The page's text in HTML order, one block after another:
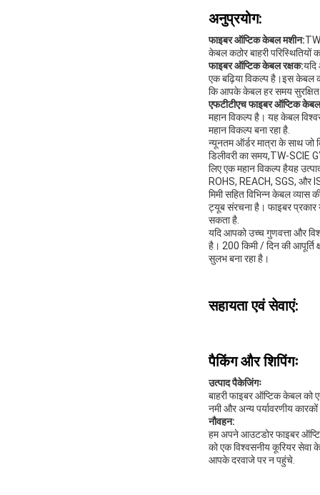
अनुप्रयोग:
फाइबर ऑप्टिक केबल मशीन:
केबल कठोर बाहरी परिस्थितियों
फाइबर ऑप्टिक केबल रक्षक:
एक बढ़िया विकल्प है।इस केबल
कि आपके केबल हर समय सुरक्षित
एफटीटीएच फाइबर ऑप्टिक
महान विकल्प है। यह केबल
महान विकल्प बना रहा है.
न्यूनतम ऑर्डर मात्रा के साथ जो
डिलीवरी का समय,TW-SCIE
लिए एक महान विकल्प हैयह
ROHS, REACH, SGS, और
मिमी सहित विभिन्न केबल
ट्यूब संरचना है। फाइबर प्रकार
सकता है.
यदि आपको उच्च गुणवत्ता और
है। 200 किमी / दिन की
सुलभ बना रहा है।
सहायता एवं सेवाएं:
पैकिंग और शिपिंगः
उत्पाद पैकेजिंगः
बाहरी फाइबर ऑप्टिक केबल को
नमी और अन्य पर्यावरणीय
नौवहन:
हम अपने आउटडोर फाइबर
को एक विश्वसनीय कूरियर
आपके दरवाजे पर न पहुंचे.